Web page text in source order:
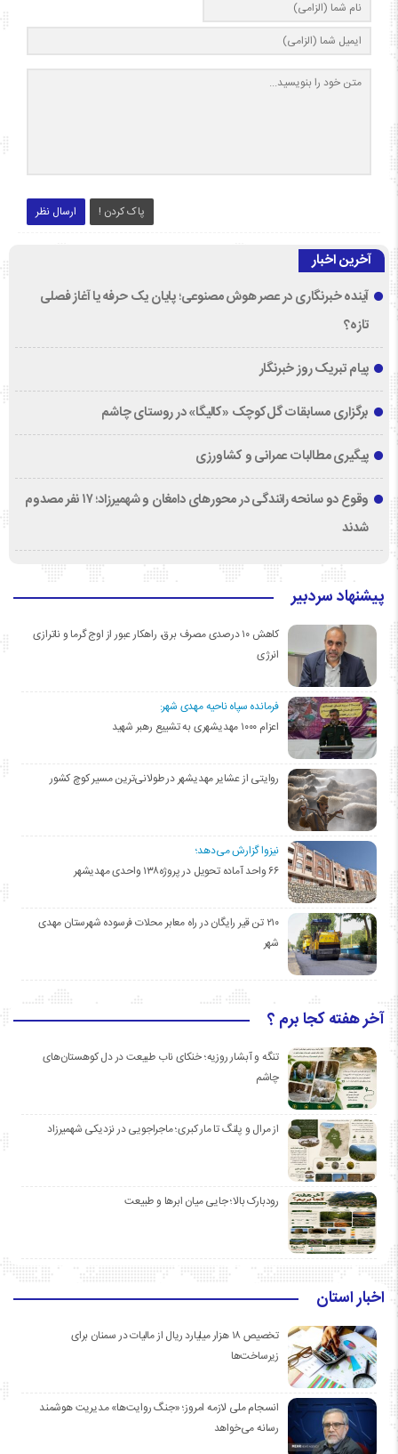
ارسال نظر پاک کردن !
آخرین اخبار
آینده خبرنگاری در عصر هوش مصنوعی؛ پایان یک حرفه یا آغاز فصلی
تازه؟
پیام تبریک روز خبرنگار
برگزاری مسابقات گل‌کوچک «کالیگا» در روستای چاشم
پیگیری مطالبات عمرانی و کشاورزی
وقوع دو سانحه رانندگی در محورهای دامغان و شهمیرزاد؛ ۱۷ نفر مصدوم
شدند
پیشنهاد سردبیر
کاهش ۱۰ درصدی مصرف برق، راهکار عبور از اوج گرما و ناترازی
انرژی
فرمانده سپاه ناحیه مهدی شهر:
اعزام ۱۰۰۰ مهدیشهری به تشییع رهبر شهید
روایتی از عشایر مهدیشهر در طولانی‌ترین مسیر کوچ کشور
نیزوا گزارش می‌دهد؛
۶۶ واحد آماده تحویل در پروژه۱۳۸ واحدی مهدیشهر
۲۱۰ تن قیر رایگان در راه معابر محلات فرسوده شهرستان مهدی
شهر
آخر هفته کجا برم ؟
تنگه و آبشار روزیه؛ خنکای ناب طبیعت در دل کوهستان‌های
چاشم
از مرال و پلنگ تا مار کبری؛ ماجراجویی در نزدیکی شهمیرزاد
رودبارک بالا؛ جایی میان ابرها و طبیعت
اخبار استان
تخصیص ۱۸ هزار میلیارد ریال از مالیات در سمنان برای
زیرساخت‌ها
انسجام ملی لازمه امروز؛ «جنگ روایت‌ها» مدیریت هوشمند
رسانه می‌خواهد